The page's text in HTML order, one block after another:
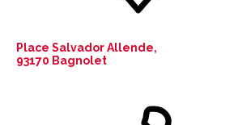
Place Salvador Allende,
93170 Bagnolet